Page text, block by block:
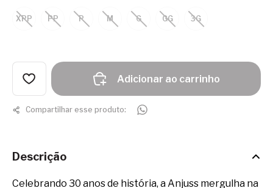
XPP PP P M G GG 3G
Adicionar ao carrinho
Compartilhar esse produto:
Descrição
Celebrando 30 anos de história, a Anjuss mergulha na